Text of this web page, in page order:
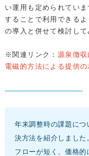
い運用も定められてい
することで利用できる
の導入と併せて検討して
※関連リンク： 源泉徴
電磁的方法による提供
年末調整時の課題に
決方法を紹介しまし
フローが短く、価格